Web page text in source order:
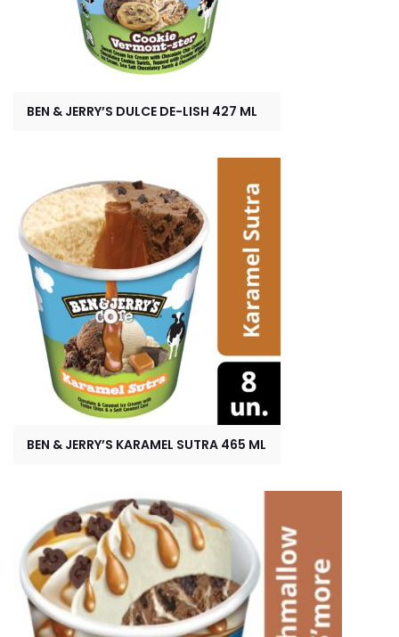
BEN & JERRY’S DULCE DE-LISH 427 ML
BEN & JERRY’S KARAMEL SUTRA 465 ML